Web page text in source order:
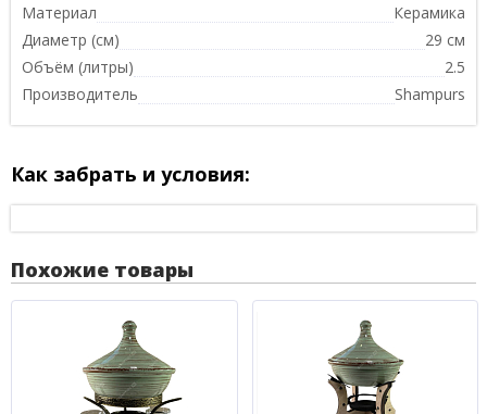
Материал
Керамика
Диаметр (см)
29 см
Объём (литры)
2.5
Производитель
Shampurs
Как забрать и условия:
Похожие товары